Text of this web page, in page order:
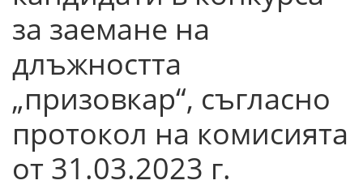
за заемане на
длъжността
„призовкар“, съгласно
протокол на комисията
от 31.03.2023 г.